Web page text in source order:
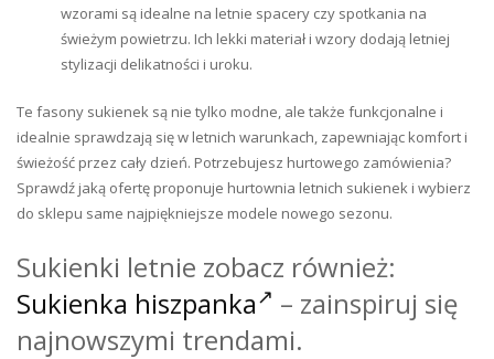
wzorami są idealne na letnie spacery czy spotkania na
świeżym powietrzu. Ich lekki materiał i wzory dodają letniej
stylizacji delikatności i uroku.
Te fasony sukienek są nie tylko modne, ale także funkcjonalne i
idealnie sprawdzają się w letnich warunkach, zapewniając komfort i
świeżość przez cały dzień. Potrzebujesz hurtowego zamówienia?
Sprawdź jaką ofertę proponuje hurtownia letnich sukienek i wybierz
do sklepu same najpiękniejsze modele nowego sezonu.
Sukienki letnie zobacz również:
Sukienka hiszpanka
– zainspiruj się
najnowszymi trendami.